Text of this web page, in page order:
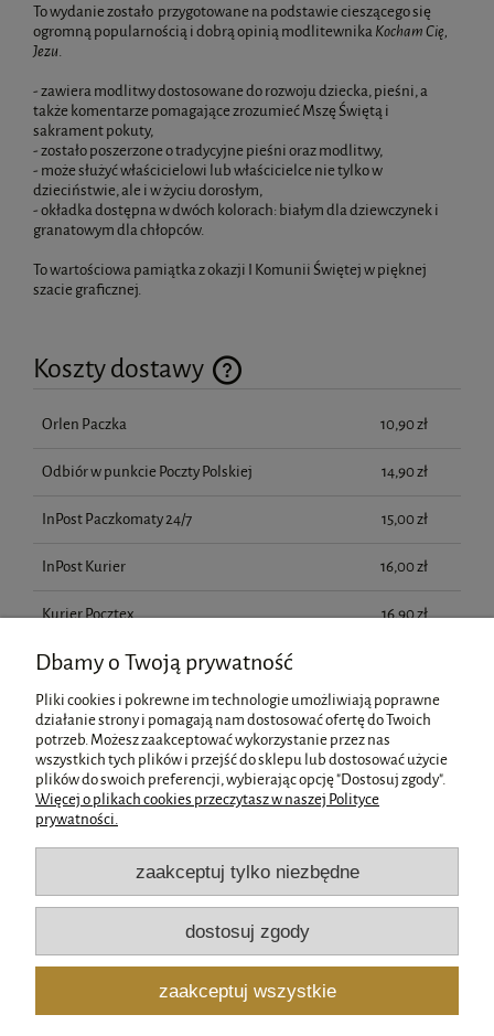
To wydanie zostało przygotowane na podstawie cieszącego się
ogromną popularnością i dobrą opinią modlitewnikaKocham Cię,
Jezu.
- zawiera modlitwy dostosowane do rozwoju dziecka, pieśni, a
także komentarze pomagające zrozumieć Mszę Świętą i
sakrament pokuty,
- zostało poszerzone o tradycyjne pieśni oraz modlitwy,
- może służyć właścicielowi lub właścicielce nie tylko w
dzieciństwie, ale i w życiu dorosłym,
- okładka dostępna w dwóch kolorach: białym dla dziewczynek i
granatowym dla chłopców.
To wartościowa pamiątka z okazji I Komunii Świętej w pięknej
szacie graficznej.
Koszty dostawy
Cena nie zawiera ewentualnych kosztów płatności
Orlen Paczka 10,90 zł
Odbiór w punkcie Poczty Polskiej 14,90 zł
InPost Paczkomaty 24/7 15,00 zł
InPost Kurier 16,00 zł
Kurier Pocztex 16,90 zł
DPD Kurier
odbiór osobisty(odbiór w siedzibie firmy) 0,00 zł
Pomoc
Płatności i dostawa
Informacje
O nas
Dbamy o Twoją prywatność
Pliki cookies i pokrewne im technologie umożliwiają poprawne
działanie strony i pomagają nam dostosować ofertę do Twoich
potrzeb. Możesz zaakceptować wykorzystanie przez nas
wszystkich tych plików i przejść do sklepu lub dostosować użycie
plików do swoich preferencji, wybierając opcję "Dostosuj zgody".
Więcej o plikach cookies przeczytasz w naszej Polityce
prywatności.
zaakceptuj tylko niezbędne
dostosuj zgody
zaakceptuj wszystkie